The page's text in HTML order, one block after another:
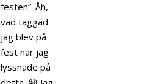
festen”. Åh,
vad taggad
jag blev på
fest när jag
lyssnade på